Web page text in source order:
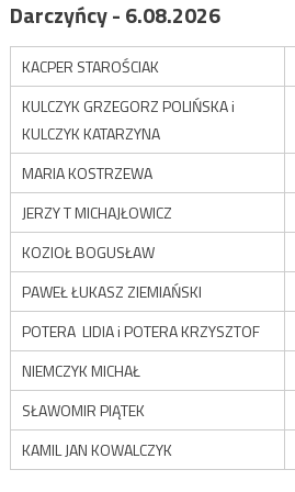
Darczyńcy - 6.08.2026
KACPER STAROŚCIAK
KULCZYK GRZEGORZ POLIŃSKA i
KULCZYK KATARZYNA
MARIA KOSTRZEWA
JERZY T MICHAJŁOWICZ
KOZIOŁ BOGUSŁAW
PAWEŁ ŁUKASZ ZIEMIAŃSKI
POTERA LIDIA i POTERA KRZYSZTOF
NIEMCZYK MICHAŁ
SŁAWOMIR PIĄTEK
KAMIL JAN KOWALCZYK